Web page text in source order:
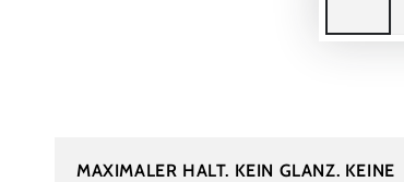
MAXIMALER HALT. KEIN GLANZ. KEINE